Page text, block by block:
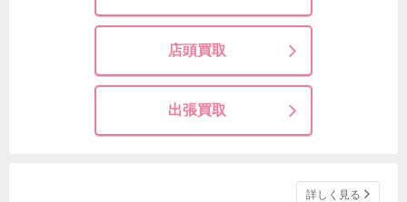
店頭買取
出張買取
詳しく見る